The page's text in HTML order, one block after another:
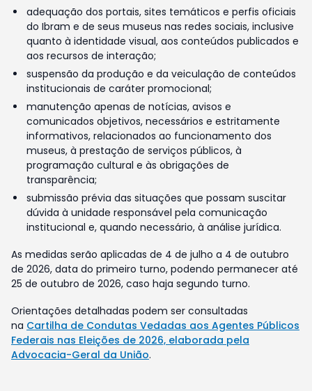
adequação dos portais, sites temáticos e perfis oficiais
do Ibram e de seus museus nas redes sociais, inclusive
quanto à identidade visual, aos conteúdos publicados e
aos recursos de interação;
suspensão da produção e da veiculação de conteúdos
institucionais de caráter promocional;
manutenção apenas de notícias, avisos e
comunicados objetivos, necessários e estritamente
informativos, relacionados ao funcionamento dos
museus, à prestação de serviços públicos, à
programação cultural e às obrigações de
transparência;
submissão prévia das situações que possam suscitar
dúvida à unidade responsável pela comunicação
institucional e, quando necessário, à análise jurídica.
As medidas serão aplicadas de 4 de julho a 4 de outubro
de 2026, data do primeiro turno, podendo permanecer até
25 de outubro de 2026, caso haja segundo turno.
Orientações detalhadas podem ser consultadas
na Cartilha de Condutas Vedadas aos Agentes Públicos
Federais nas Eleições de 2026, elaborada pela
Advocacia-Geral da União.